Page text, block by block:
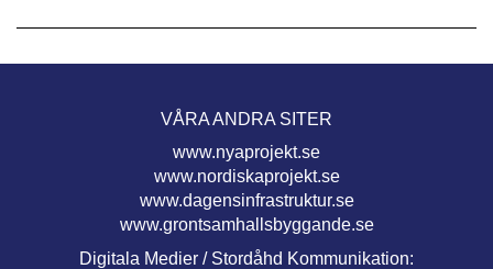
VÅRA ANDRA SITER
www.nyaprojekt.se
www.nordiskaprojekt.se
www.dagensinfrastruktur.se
www.grontsamhallsbyggande.se
Digitala Medier / Stordåhd Kommunikation: